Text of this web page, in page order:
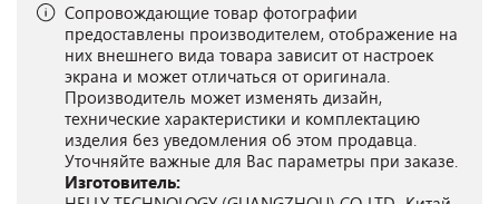
Сопровождающие товар фотографии
предоставлены производителем, отображение на
них внешнего вида товара зависит от настроек
экрана и может отличаться от оригинала.
Производитель может изменять дизайн,
технические характеристики и комплектацию
изделия без уведомления об этом продавца.
Уточняйте важные для Вас параметры при заказе.
Изготовитель: